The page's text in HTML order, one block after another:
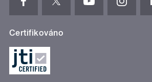
Certifikováno